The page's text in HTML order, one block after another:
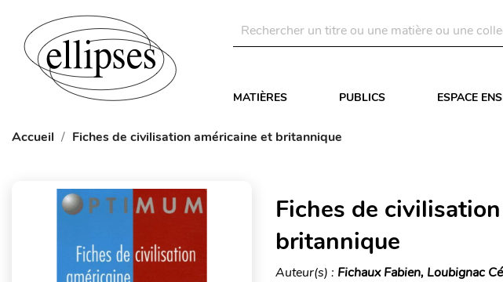
MATIÈRES PUBLICS ESPACE
Accueil Fiches de civilisation américaine et britannique
Fiches de
britannique
Auteur(s) : Fichaux Fabien, Loubignac